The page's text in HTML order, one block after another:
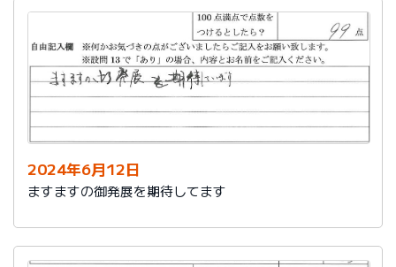
2024年6月12日
ますますの御発展を期待してます